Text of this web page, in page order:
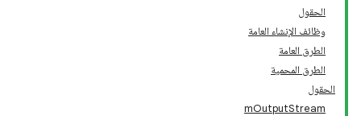
الحقول
وظائف الإنشاء العامة
الطرق العامة
الطرق المحمية
الحقول
mOutputStream